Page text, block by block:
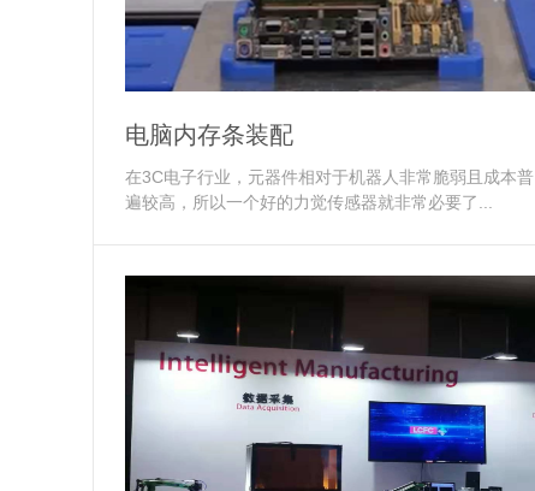
电脑内存条装配
在3C电子行业，元器件相对于机器人非常脆弱且成本普
遍较高，所以一个好的力觉传感器就非常必要了...